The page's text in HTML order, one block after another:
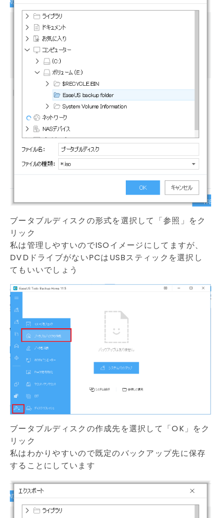
ブータブルディスクの形式を選択して「参照」をク
リック
私は管理しやすいのでISOイメージにしてますが、
DVDドライブがないPCはUSBスティックを選択し
てもいいでしょう
ブータブルディスクの作成先を選択して「OK」をク
リック
私はわかりやすいので既定のバックアップ先に保存
することにしています